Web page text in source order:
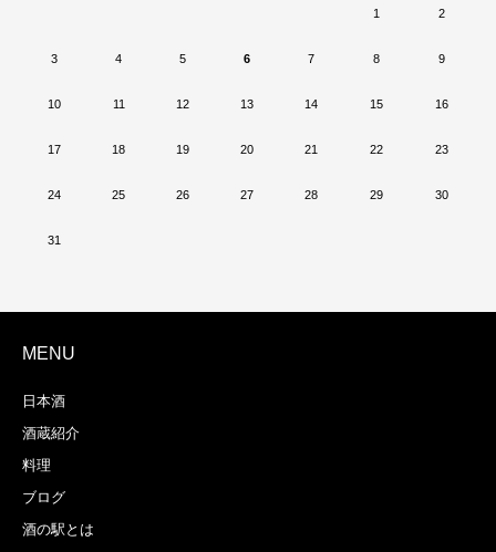
1 2
3 4 5 6 7 8 9
10 11 12 13 14 15 16
17 18 19 20 21 22 23
24 25 26 27 28 29 30
31
MENU
日本酒
酒蔵紹介
料理
ブログ
酒の駅とは